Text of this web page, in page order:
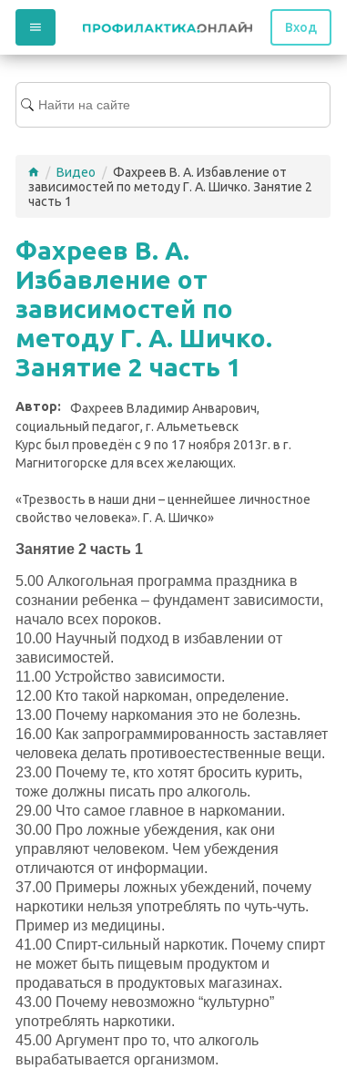
Вход
/ Видео / Фахреев В. А. Избавление от
зависимостей по методу Г. А. Шичко. Занятие 2
часть 1
Фахреев В. А.
Избавление от
зависимостей по
методу Г. А. Шичко.
Занятие 2 часть 1
Автор:
Фахреев Владимир Анварович,
социальный педагог, г. Альметьевск
Курс был проведён с 9 по 17 ноября 2013г. в г.
Магнитогорске для всех желающих.
«Трезвость в наши дни – ценнейшее личностное
свойство человека». Г. А. Шичко»
Занятие 2 часть 1
5.00 Алкогольная программа праздника в
сознании ребенка – фундамент зависимости,
начало всех пороков.
10.00 Научный подход в избавлении от
зависимостей.
11.00 Устройство зависимости.
12.00 Кто такой наркоман, определение.
13.00 Почему наркомания это не болезнь.
16.00 Как запрограммированность заставляет
человека делать противоестественные вещи.
23.00 Почему те, кто хотят бросить курить,
тоже должны писать про алкоголь.
29.00 Что самое главное в наркомании.
30.00 Про ложные убеждения, как они
управляют человеком. Чем убеждения
отличаются от информации.
37.00 Примеры ложных убеждений, почему
наркотики нельзя употреблять по чуть-чуть.
Пример из медицины.
41.00 Спирт-сильный наркотик. Почему спирт
не может быть пищевым продуктом и
продаваться в продуктовых магазинах.
43.00 Почему невозможно “культурно”
употреблять наркотики.
45.00 Аргумент про то, что алкоголь
вырабатывается организмом.